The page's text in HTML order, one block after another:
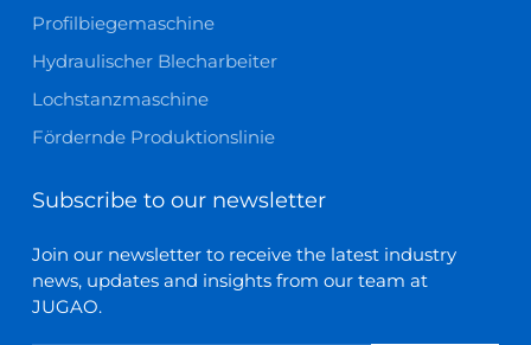
Profilbiegemaschine
Hydraulischer Blecharbeiter
Lochstanzmaschine
Fördernde Produktionslinie
Subscribe to our newsletter
Join our newsletter to receive the latest industry
news, updates and insights from our team at
JUGAO.